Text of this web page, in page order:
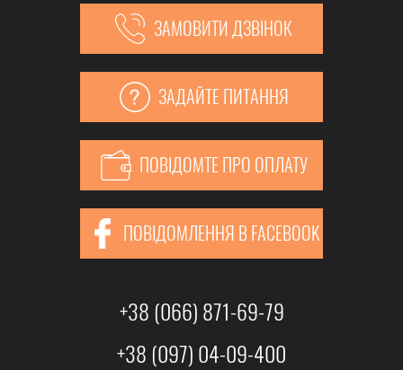
ЗАМОВИТИ ДЗВІНОК
ЗАДАЙТЕ ПИТАННЯ
ПОВІДОМТЕ ПРО ОПЛАТУ
ПОВІДОМЛЕННЯ В FACEBOOK
+38 (066) 871-69-79
+38 (097) 04-09-400